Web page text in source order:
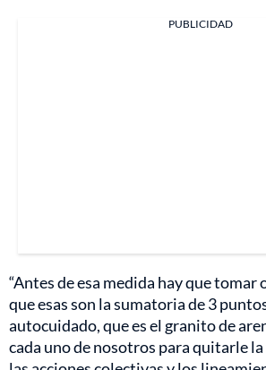
PUBLICIDAD
“Antes de esa medida hay que tomar
que esas son la sumatoria de 3
autocuidado, que es el granito de
cada uno de nosotros para quitarle